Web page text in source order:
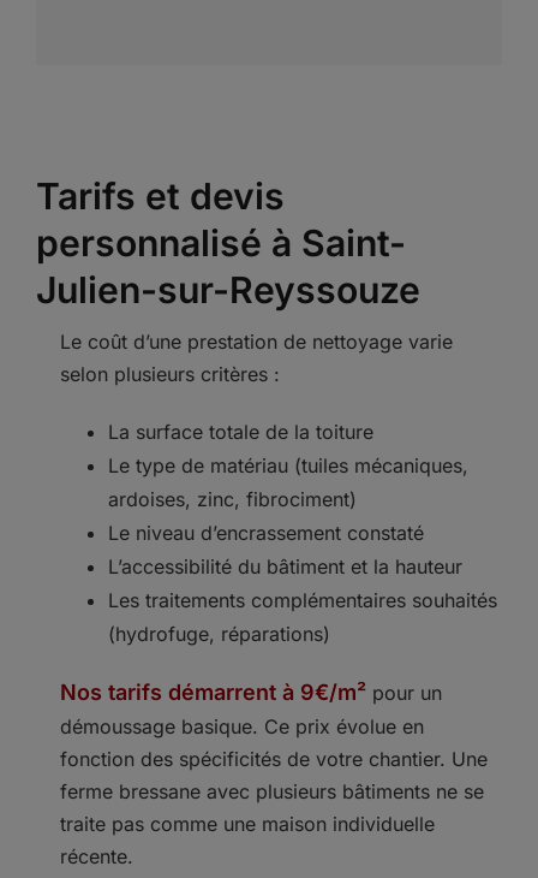
Tarifs et devis
personnalisé à Saint-
Julien-sur-Reyssouze
Le coût d’une prestation de nettoyage varie
selon plusieurs critères :
La surface totale de la toiture
Le type de matériau (tuiles mécaniques,
ardoises, zinc, fibrociment)
Le niveau d’encrassement constaté
L’accessibilité du bâtiment et la hauteur
Les traitements complémentaires souhaités
(hydrofuge, réparations)
Nos tarifs démarrent à 9€/m²pour un
démoussage basique. Ce prix évolue en
fonction des spécificités de votre chantier. Une
ferme bressane avec plusieurs bâtiments ne se
traite pas comme une maison individuelle
récente.